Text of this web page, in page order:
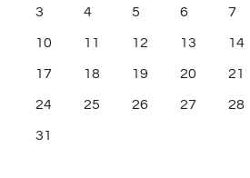
3 4 5 6 7
10 11 12 13 14
17 18 19 20 21
24 25 26 27 28
31